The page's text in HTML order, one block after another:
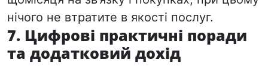
нічого не втратите в якості послуг.
7. Цифрові практичні поради
та додатковий дохід